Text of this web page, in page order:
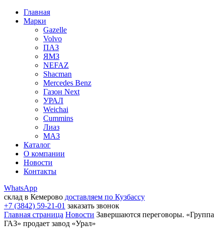
Главная
Марки
Gazelle
Volvo
ПАЗ
ЯМЗ
NEFAZ
Shacman
Mercedes Benz
Газон Next
УРАЛ
Weichai
Cummins
Лиаз
МАЗ
Каталог
О компании
Новости
Контакты
WhatsApp
склад в Кемерово доставляем по Кузбассу
+7 (3842) 59-21-01 заказать звонок
Главная страница Новости Завершаются переговоры. «Группа
ГАЗ» продает завод «Урал»